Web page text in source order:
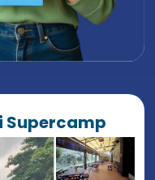
Supercamp